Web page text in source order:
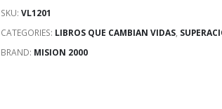
SKU: VL1201
CATEGORIES: LIBROS QUE CAMBIAN VIDAS,
BRAND: MISION 2000